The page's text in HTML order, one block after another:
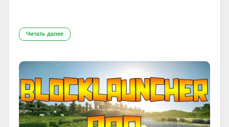
Читать далее